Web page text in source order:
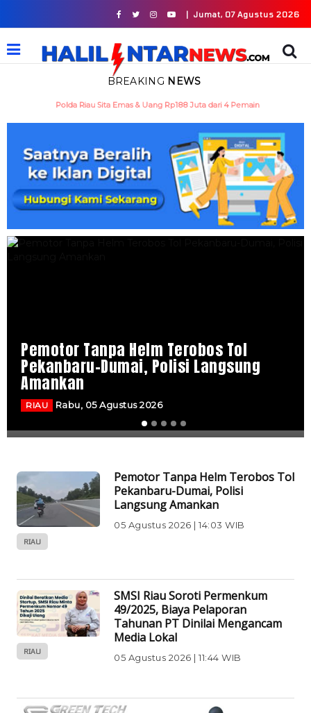
| Jumat, 07 Agustus 2026
BREAKING NEWS
Mantan Bupati Kuansing Sukarmis Ditahan Jaksa
Pemotor Tanpa Helm Terobos Tol
Pekanbaru-Dumai, Polisi Langsung
Amankan
RIAU Rabu, 05 Agustus 2026
RIAU
Pemotor Tanpa Helm Terobos Tol
Pekanbaru-Dumai, Polisi
Langsung Amankan
05 Agustus 2026 | 14:03 WIB
RIAU
SMSI Riau Soroti Permenkum
49/2025, Biaya Pelaporan
Tahunan PT Dinilai Mengancam
Media Lokal
05 Agustus 2026 | 11:44 WIB